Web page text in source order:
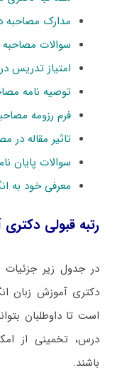
مدارک مصاحبه
سوالات
امتیاز تدریس
توصیه نامه
فرم رزومه
تاثیر مقاله در
سوالات پایان
معرفی خود به
رتبه قبولی
در جدول زیر جزئیات
دکتری آﻣﻮزش زﺑﺎن
است تا داوطلبان
درس، تخمینی از
باشند.